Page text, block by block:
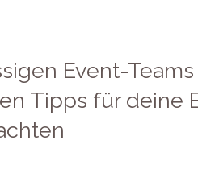
Event-
Tipps für deine